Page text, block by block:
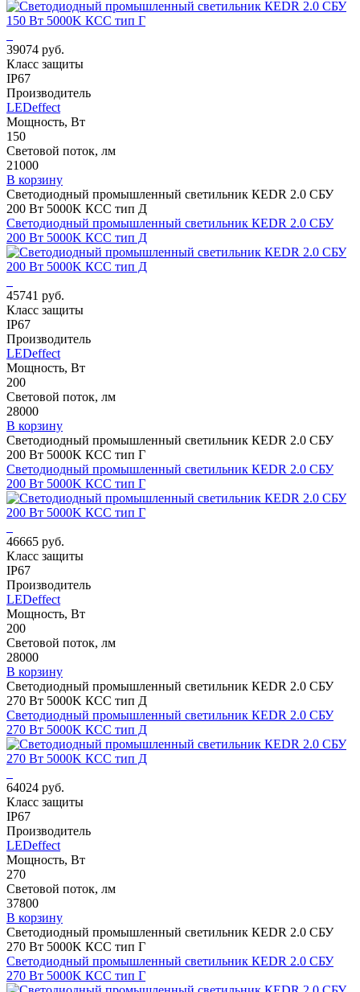
39074 руб.
Класс защиты
IP67
Производитель
LEDeffect
Мощность, Вт
150
Световой поток, лм
21000
В корзину
Светодиодный промышленный светильник КЕDR 2.0 СБУ
200 Вт 5000K КСС тип Д
Светодиодный промышленный светильник КЕDR 2.0 СБУ
200 Вт 5000K КСС тип Д
45741 руб.
Класс защиты
IP67
Производитель
LEDeffect
Мощность, Вт
200
Световой поток, лм
28000
В корзину
Светодиодный промышленный светильник КЕDR 2.0 СБУ
200 Вт 5000K КСС тип Г
Светодиодный промышленный светильник КЕDR 2.0 СБУ
200 Вт 5000K КСС тип Г
46665 руб.
Класс защиты
IP67
Производитель
LEDeffect
Мощность, Вт
200
Световой поток, лм
28000
В корзину
Светодиодный промышленный светильник КЕDR 2.0 СБУ
270 Вт 5000K КСС тип Д
Светодиодный промышленный светильник КЕDR 2.0 СБУ
270 Вт 5000K КСС тип Д
64024 руб.
Класс защиты
IP67
Производитель
LEDeffect
Мощность, Вт
270
Световой поток, лм
37800
В корзину
Светодиодный промышленный светильник КЕDR 2.0 СБУ
270 Вт 5000K КСС тип Г
Светодиодный промышленный светильник КЕDR 2.0 СБУ
270 Вт 5000K КСС тип Г